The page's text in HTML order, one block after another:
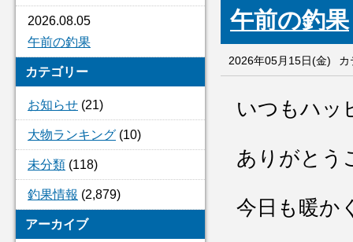
2026.08.05
午前の釣果
カテゴリー
お知らせ (21)
大物ランキング (10)
未分類 (118)
釣果情報 (2,879)
アーカイブ
午前の釣果
2026年05月15日(金) カ
いつもハッ
ありがとう
今日も暖か